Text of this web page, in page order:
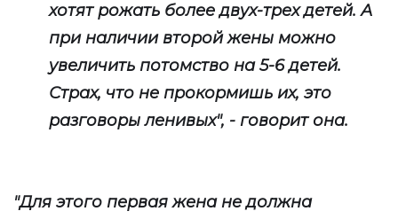
хотят рожать более двух-трех детей. А
при наличии второй жены можно
увеличить потомство на 5-6 детей.
Страх, что не прокормишь их, это
разговоры ленивых", - говорит она.
"Для этого первая жена не должна